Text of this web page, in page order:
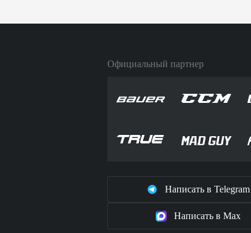
Официальный партнер
Написать в Telegram
Написать в Max